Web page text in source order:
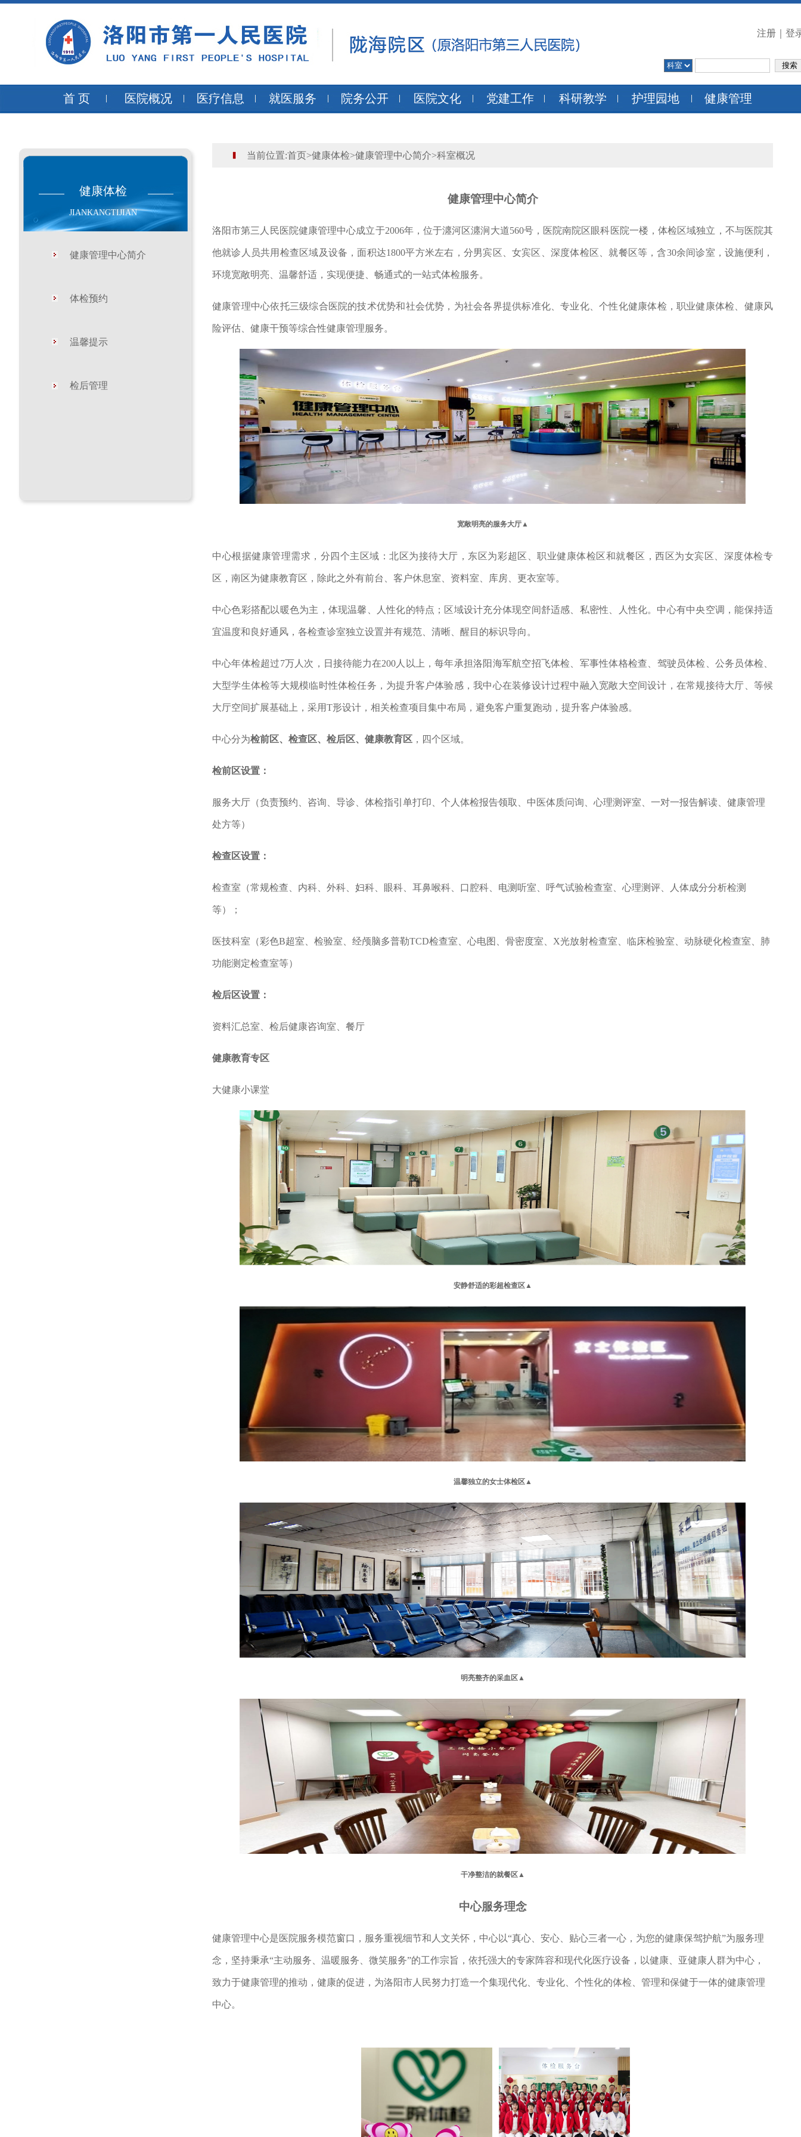
注册 登
首 页 医院概况 医疗信息 就医服务 院务公开 医院文化 党建工作 科研教学 护理园地 健康管理
健康体检
JIANKANGTIJIAN
健康管理中心简介
体检预约
温馨提示
检后管理
当前位置:首页>健康体检>健康管理中心简介>科室概况
健康管理中心简介
洛阳市第三人民医院健康管理中心成立于2006年，位于瀍河区瀍涧大道560号，医院南院区眼科医院一楼，体检区域独立，不与医院其
他就诊人员共用检查区域及设备，面积达1800平方米左右，分男宾区、女宾区、深度体检区、就餐区等，含30余间诊室，设施便利，
环境宽敞明亮、温馨舒适，实现便捷、畅通式的一站式体检服务。
健康管理中心依托三级综合医院的技术优势和社会优势 ， 为社会各界提供标准化、专业化、个性化健康体检，职业健康体检、健康风
险评估、健康干预等综合性健康管理服务。
宽敞明亮的服务大厅▲
中心根据健康管理需求，分四个主区域：北区为接待大厅，东区为彩超区、职业健康体检区和就餐区，西区为女宾区、深度体检专
区，南区为健康教育区，除此之外有前台、客户休息室、资料室、库房、更衣室等。
中心色彩搭配以暖色为主，体现温馨、人性化的特点；区域设计充分体现空间舒适感、私密性、人性化。中心有中央空调，能保持适
宜温度和良好通风，各检查诊室独立设置并有规范、清晰、醒目的标识导向。
中心年体检超过7万人次，日接待能力在200人以上，每年承担洛阳海军航空招飞体检、军事性体格检查、驾驶员体检、公务员体检、
大型学生体检等大规模临时性体检任务，为提升客户体验感，我中心在装修设计过程中融入宽敞大空间设计，在常规接待大厅、等候
大厅空间扩展基础上，采用T形设计，相关检查项目集中布局，避免客户重复跑动，提升客户体验感。
中心分为检前区、检查区、检后区、 健康教育区 ，四个区域。
检前区设置：
服务大厅（负责预约、咨询、导诊、体检指引单打印、个人体检报告领取、中医体质问询、心理测评室 一对一报告解读、健康管理
处方等）
检查区设置：
检查室（常规检查、内科 外科、妇科、眼科、耳鼻喉科、 口腔科、 电测听室、呼气试验检查室、心理测评、人体成分分析检测
等）；
医技科室（彩色B超室、 检验室、 经颅脑多普勒TCD检查室、心电图、骨密度室、X光放射检查室、临床检验室、动脉硬化检查室、肺
功能测定检查室等）
检后区设置：
资料汇总室、检后健康咨询室 餐厅
健康教育专区
大健康小课堂
安静舒适的彩超检查区▲
温馨独立的女士体检区▲
明亮整齐的采血区▲
干净整洁的就餐区▲
中心服务理念
健康管理中心是医院服务模范窗口，服务重视细节和人文关怀，中心以“真心、安心、贴心三者一心，为您的健康保驾护航”为服务理
念，坚持秉承“主动服务、温暖服务、微笑服务”的工作宗旨，依托强大的专家阵容和现代化医疗设备，以健康、亚健康人群为中心，
致力于健康管理的推动，健康的促进，为洛阳市人民努力打造一个集现代化、专业化、个性化的体检、管理和保健于一体的健康管理
中心。